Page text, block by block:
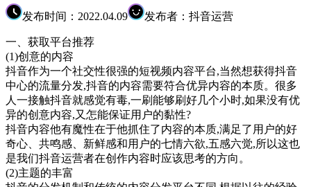
发布时间：2022.04.09 发布者：抖音运营
一、获取平台推荐
(1)创意的内容
抖音作为一个社交性很强的短视频内容平台,当然想获得抖音
中心的流量分发,抖音的内容需要符合优异内容的本质。很多
人一接触抖音就感觉有毒,一刷能够刷好几个小时,如果没有优
异的创意内容,又怎能保证用户的黏性?
抖音内容他有魔性在于他抓住了内容的本质,满足了用户的好
奇心、共鸣感、新鲜感和用户的七情六欲,五感六觉,所以这也
是我们抖音运营者在创作内容时应该思考的方向。
(2)主题的丰富